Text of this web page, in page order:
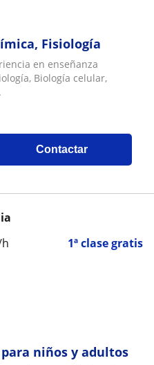
Fisiología
en enseñanza
Biología celular,
Contactar
1ª clase gratis
niños y adultos